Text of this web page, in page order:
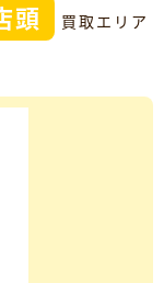
頭
買取エリア